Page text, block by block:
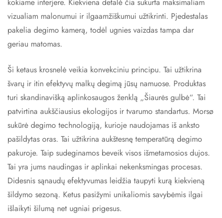
kokiame interjere. Kiekviena detalė čia sukurta maksimaliam
vizualiam malonumui ir ilgaamžiškumui užtikrinti. Pjedestalas
pakelia degimo kamerą, todėl ugnies vaizdas tampa dar
geriau matomas.
Ši ketaus krosnelė veikia konvekciniu principu. Tai užtikrina
švarų ir itin efektyvų malkų degimą jūsų namuose. Produktas
turi skandinavišką aplinkosaugos ženklą „Šiaurės gulbė“. Tai
patvirtina aukščiausius ekologijos ir tvarumo standartus. Morsø
sukūrė degimo technologiją, kurioje naudojamas iš anksto
pašildytas oras. Tai užtikrina aukštesnę temperatūrą degimo
pakuroje. Taip sudeginamos beveik visos išmetamosios dujos.
Tai yra jums naudingas ir aplinkai nekenksmingas procesas.
Didesnis sąnaudų efektyvumas leidžia taupyti kurą kiekvieną
šildymo sezoną. Ketus pasižymi unikaliomis savybėmis ilgai
išlaikyti šilumą net ugniai prigesus.